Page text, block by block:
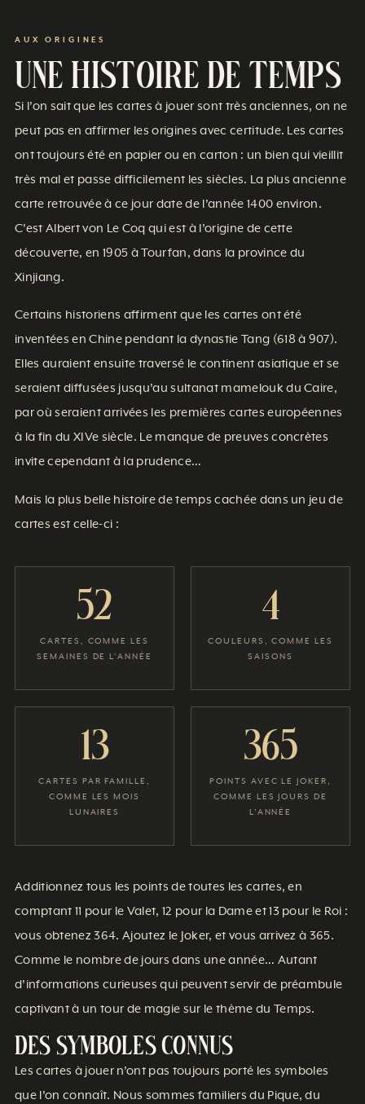
AUX ORIGINES
Une histoire de Temps
Si l’on sait que les cartes à jouer sont très anciennes, on ne
peut pas en affirmer les origines avec certitude. Les cartes
ont toujours été en papier ou en carton : un bien qui vieillit
très mal et passe difficilement les siècles. La plus ancienne
carte retrouvée à ce jour date de l’année 1400 environ.
C’est Albert von Le Coq qui est à l’origine de cette
découverte, en 1905 à Tourfan, dans la province du
Xinjiang.
Certains historiens affirment que les cartes ont été
inventées en Chine pendant la dynastie Tang (618 à 907).
Elles auraient ensuite traversé le continent asiatique et se
seraient diffusées jusqu’au sultanat mamelouk du Caire,
par où seraient arrivées les premières cartes européennes
à la fin du XIVe siècle. Le manque de preuves concrètes
invite cependant à la prudence…
Mais la plus belle histoire de temps cachée dans un jeu de
cartes est celle-ci :
52
CARTES, COMME LES
SEMAINES DE L’ANNÉE
4
COULEURS, COMME LES
SAISONS
13
CARTES PAR FAMILLE,
COMME LES MOIS
LUNAIRES
365
POINTS AVEC LE JOKER,
COMME LES JOURS DE
L’ANNÉE
Additionnez tous les points de toutes les cartes, en
comptant 11 pour le Valet, 12 pour la Dame et 13 pour le Roi :
vous obtenez 364. Ajoutez le Joker, et vous arrivez à 365.
Comme le nombre de jours dans une année… Autant
d’informations curieuses qui peuvent servir de préambule
captivant à un tour de magie sur le thème du Temps.
Des symboles connus
Les cartes à jouer n’ont pas toujours porté les symboles
que l’on connaît. Nous sommes familiers du Pique, du